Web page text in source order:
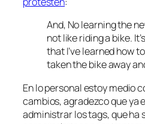
And, No learning the
not like riding a bike.
that I’ve learned how
taken the bike away
En lo personal estoy medio
cambios, agradezco que ya
administrar los tags, que ha